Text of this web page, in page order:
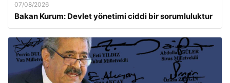
07/08/2026
Bakan Kurum: Devlet yönetimi ciddi bir sorumluluktur